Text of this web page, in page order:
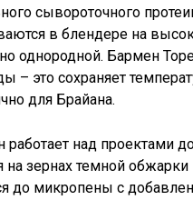
сывороточного
в блендере на
но однородной. Бармен
– это сохраняет
для Брайана.
работает над проектами
на зернах темной
до микропены с